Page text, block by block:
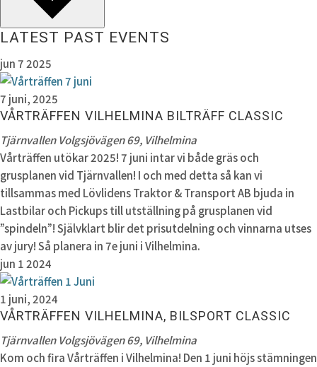
LATEST PAST EVENTS
jun72025
7 juni, 2025
VÅRTRÄFFEN VILHELMINA BILTRÄFF CLASSIC
TjärnvallenVolgsjövägen 69, Vilhelmina
Vårträffen utökar 2025! 7 juni intar vi både gräs och
grusplanen vid Tjärnvallen! I och med detta så kan vi
tillsammas med Lövlidens Traktor & Transport AB bjuda in
Lastbilar och Pickups till utställning på grusplanen vid
”spindeln”! Självklart blir det prisutdelning och vinnarna utses
av jury! Så planera in 7e juni i Vilhelmina.
jun 12024
1 juni, 2024
VÅRTRÄFFEN VILHELMINA, BILSPORT CLASSIC
TjärnvallenVolgsjövägen 69, Vilhelmina
Kom och fira Vårträffen i Vilhelmina! Den 1 juni höjs stämningen